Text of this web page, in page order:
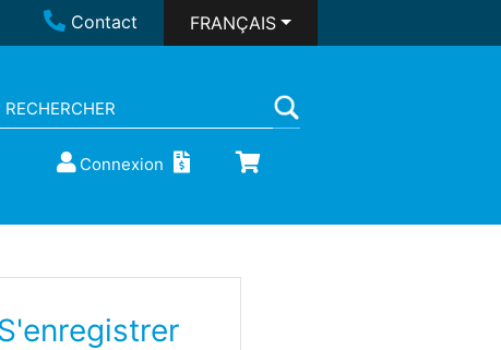
Contact FRANÇAIS
Connexion